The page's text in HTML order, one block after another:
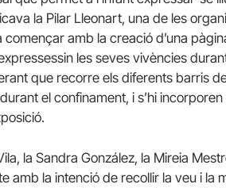
la Pilar Lleonart, una de les
començar amb la creació d’una
les seves vivències
que recorre els diferents barris
el confinament, i s’hi
la Sandra González, la Mireia
amb la intenció de recollir la veu i la